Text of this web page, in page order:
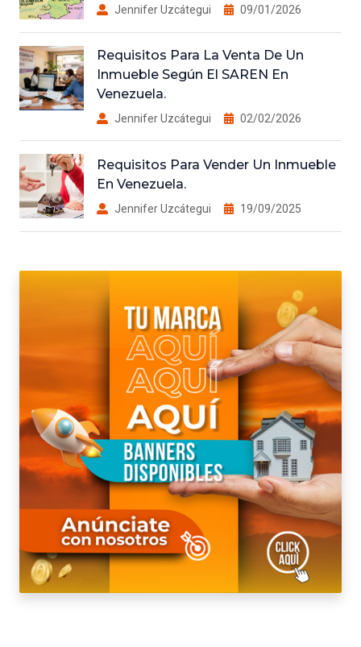
Jennifer Uzcátegui 09/01/2026
Requisitos Para La Venta De Un
Inmueble Según El SAREN En
Venezuela.
Jennifer Uzcátegui 02/02/2026
Requisitos Para Vender Un Inmueble
En Venezuela.
Jennifer Uzcátegui 19/09/2025